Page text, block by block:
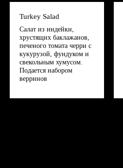
Turkey Salad
Салат из индейки,
хрустящих баклажанов,
печеного томата черри с
кукурузой, фундуком и
свекольным хумусом.
Подается набором
верринов